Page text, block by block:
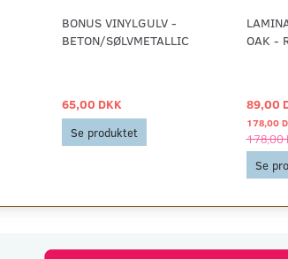
BONUS VINYLGULV -
BETON/SØLVMETALLIC
65,00 DKK
Se produktet
OAK -
89,00
178,00
178,00
Se